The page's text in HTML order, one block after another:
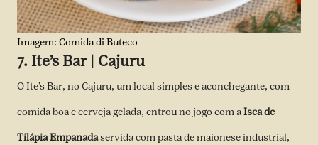
Imagem: Comida di Buteco
7. Ite’s Bar | Cajuru
O Ite’s Bar, no Cajuru, um local simples e aconchegante, com
comida boa e cerveja gelada, entrou no jogo com aIsca de
Tilápia Empanadaservida com pasta de maionese industrial,